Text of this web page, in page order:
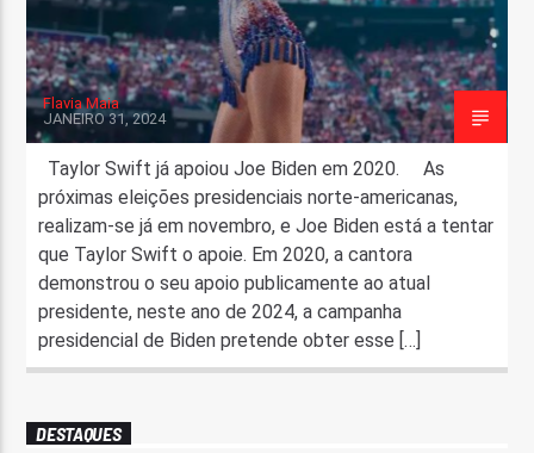
Flavia Maia
JANEIRO 31, 2024
Taylor Swift já apoiou Joe Biden em 2020. As
próximas eleições presidenciais norte-americanas,
realizam-se já em novembro, e Joe Biden está a tentar
que Taylor Swift o apoie. Em 2020, a cantora
demonstrou o seu apoio publicamente ao atual
presidente, neste ano de 2024, a campanha
presidencial de Biden pretende obter esse […]
DESTAQUES